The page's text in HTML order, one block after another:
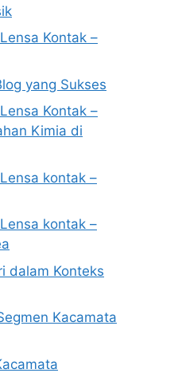
Kontak –
yang Sukses
Kontak –
Kimia di
kontak –
kontak –
dalam Konteks
Kacamata